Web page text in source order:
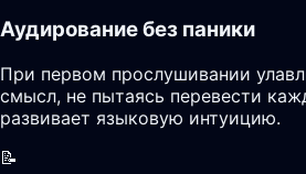
Аудирование без паники
При первом прослушивании
смысл, не пытаясь перевести
развивает языковую интуицию.
📝